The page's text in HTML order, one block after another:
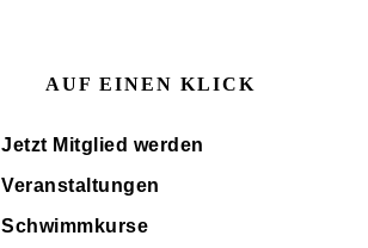
AUF EINEN KLICK
Jetzt Mitglied werden
Veranstaltungen
Schwimmkurse